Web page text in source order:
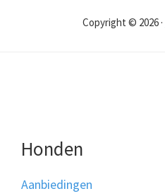
Copyright © 2026 ·
Honden
Aanbiedingen